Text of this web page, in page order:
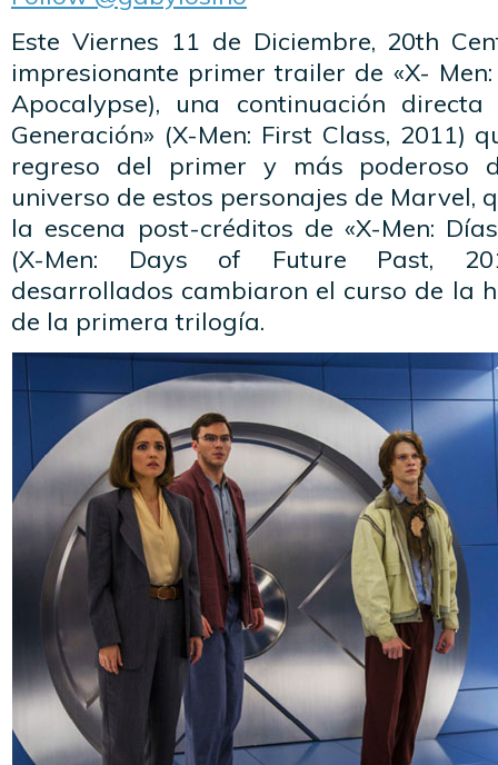
Este Viernes 11 de Diciembre, 20th
impresionante primer trailer de «X-
Apocalypse), una continuación directa
Generación» (X-Men: First Class, 2011)
regreso del primer y más poderoso
universo de estos personajes de Marvel,
la escena post-créditos de «X-Men:
(X-Men: Days of Future Past,
desarrollados cambiaron el curso de la
de la primera trilogía.